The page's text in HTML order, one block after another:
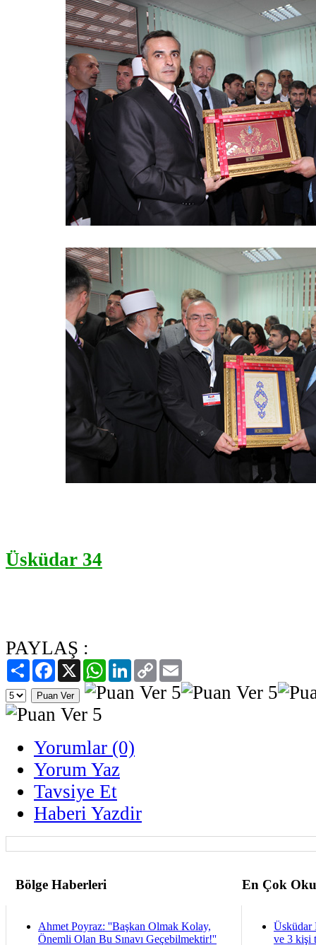
Üsküdar 34
PAYLAŞ :
PaylaşFacebook
X WhatsAppLinkedIn
Copy
Link
Yorumlar (0)
Yorum Yaz
Tavsiye Et
Haberi Yazdir
Bölge Haberleri En Çok
Ahmet Poyraz: ''Başkan Olmak Kolay,
Önemli Olan Bu Sınavı Geçebilmektir!''
Üsküdar
ve 3 kişi